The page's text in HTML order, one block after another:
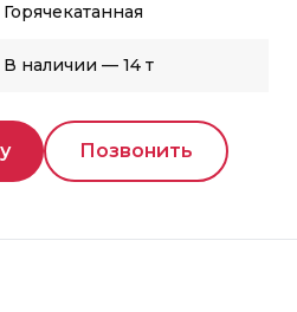
Горячекатанная
В наличии — 14 т
Позвонить